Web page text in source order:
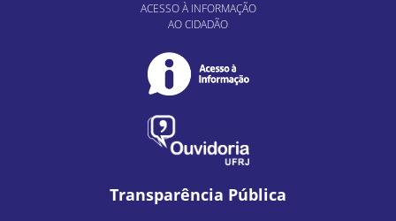
ACESSO À INFORMAÇÃO
AO CIDADÃO
Transparência Pública